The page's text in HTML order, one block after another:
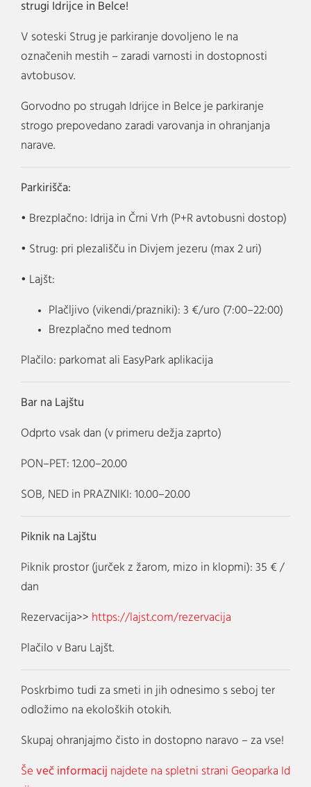
strugi Idrijce in Belce!
V soteski Strug je parkiranje dovoljeno le na
označenih mestih – zaradi varnosti in dostopnosti
avtobusov.
Gorvodno po strugah Idrijce in Belce je parkiranje
strogo prepovedano zaradi varovanja in ohranjanja
narave.
Parkirišča:
• Brezplačno: Idrija in Črni Vrh (P+R avtobusni dostop)
• Strug: pri plezališču in Divjem jezeru (max 2 uri)
• Lajšt:
Plačljivo (vikendi/prazniki): 3 €/uro (7:00–22:00)
Brezplačno med tednom
Plačilo: parkomat ali EasyPark aplikacija
Bar na Lajštu
Odprto vsak dan (v primeru dežja zaprto)
PON–PET: 12.00–20.00
SOB, NED in PRAZNIKI: 10.00–20.00
Piknik na Lajštu
Piknik prostor (jurček z žarom, mizo in klopmi): 35 € /
dan
Rezervacija>> https://lajst.com/rezervacija
Plačilo v Baru Lajšt.
Poskrbimo tudi za smeti in jih odnesimo s seboj ter
odložimo na ekoloških otokih.
Skupaj ohranjajmo čisto in dostopno naravo – za vse!
Še več informacij najdete na spletni strani Geoparka Id